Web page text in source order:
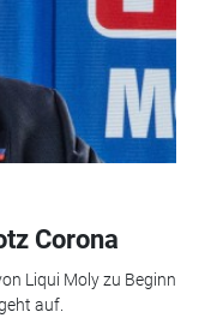
Corona
Liqui Moly zu Beginn
auf.